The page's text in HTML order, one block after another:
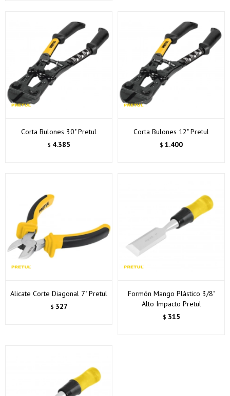
Corta Bulones 30" Pretul
$ 4.385
Corta Bulones 12" Pretul
$ 1.400
Alicate Corte Diagonal 7" Pretul
$ 327
Formón Mango Plástico 3/8"
Alto Impacto Pretul
$ 315